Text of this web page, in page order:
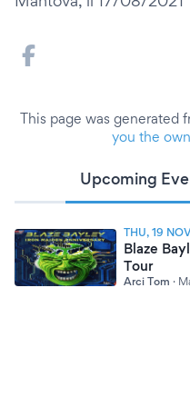
This page was generated
you the
Upcoming
THU, 19
Blaze
Tour
Arci Tom ·